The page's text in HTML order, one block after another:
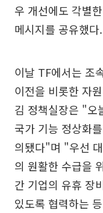
우 개선에도 각별
메시지를 공유했다.
이날 TF에서는 조
이전을 비롯한 자
김 정책실장은 "오
국가 기능 정상화
의됐다"며 "우선
의 원활한 수급을
간 기업의 유휴 장
있도록 협력하는